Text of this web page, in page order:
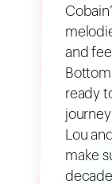
and
ready
Lou
make